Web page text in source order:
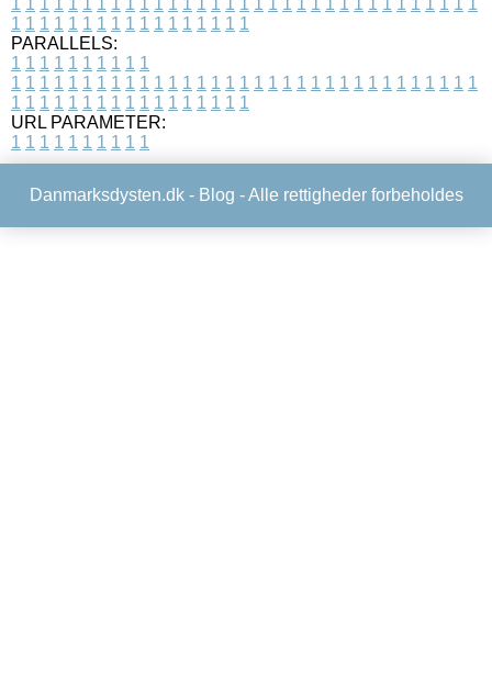
1 1 1 1 1 1 1 1 1 1 1 1 1 1 1 1 1 1 1 1 1 1 1 1 1 1 1 1 1 1 1 1 1
1 1 1 1 1 1 1 1 1 1 1 1 1 1 1 1 1
PARALLELS:
1 1 1 1 1 1 1 1 1 1
1 1 1 1 1 1 1 1 1 1 1 1 1 1 1 1 1 1 1 1 1 1 1 1 1 1 1 1 1 1 1 1 1
1 1 1 1 1 1 1 1 1 1 1 1 1 1 1 1 1
URL PARAMETER:
1 1 1 1 1 1 1 1 1 1
Danmarksdysten.dk - Blog - Alle rettigheder forbeholdes